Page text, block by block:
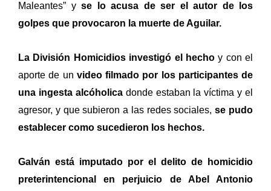
Maleantes” yse lo acusa de ser el autor de los
golpes que provocaron la muerte de Aguilar.
La División Homicidios investigó el hechoy con el
aporte de un video filmado por los participantes de
una ingesta alcóholicadonde estaban la víctima y el
agresor, y que subieron a las redes sociales,se pudo
establecer como sucedieron los hechos.
Galván está imputado por el delito de homicidio
preterintencional en perjuicio de Abel Antonio